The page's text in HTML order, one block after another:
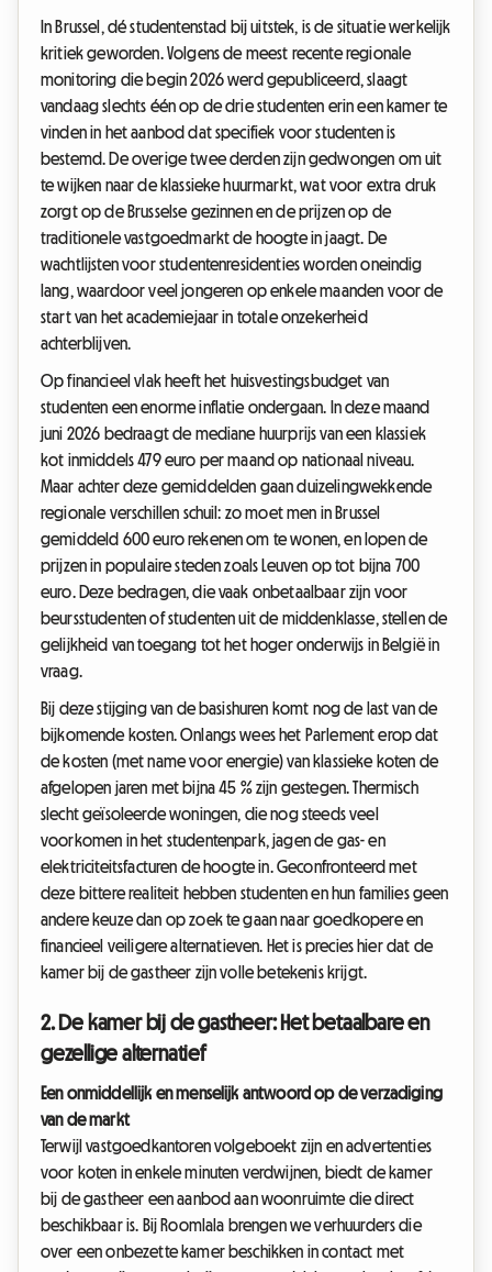
In Brussel, dé studentenstad bij uitstek, is de situatie werkelijk
kritiek geworden. Volgens de meest recente regionale
monitoring die begin 2026 werd gepubliceerd, slaagt
vandaag slechts één op de drie studenten erin een kamer te
vinden in het aanbod dat specifiek voor studenten is
bestemd. De overige twee derden zijn gedwongen om uit
te wijken naar de klassieke huurmarkt, wat voor extra druk
zorgt op de Brusselse gezinnen en de prijzen op de
traditionele vastgoedmarkt de hoogte in jaagt. De
wachtlijsten voor studentenresidenties worden oneindig
lang, waardoor veel jongeren op enkele maanden voor de
start van het academiejaar in totale onzekerheid
achterblijven.
Op financieel vlak heeft het huisvestingsbudget van
studenten een enorme inflatie ondergaan. In deze maand
juni 2026 bedraagt de mediane huurprijs van een klassiek
kot inmiddels 479 euro per maand op nationaal niveau.
Maar achter deze gemiddelden gaan duizelingwekkende
regionale verschillen schuil: zo moet men in Brussel
gemiddeld 600 euro rekenen om te wonen, en lopen de
prijzen in populaire steden zoals Leuven op tot bijna 700
euro. Deze bedragen, die vaak onbetaalbaar zijn voor
beursstudenten of studenten uit de middenklasse, stellen de
gelijkheid van toegang tot het hoger onderwijs in België in
vraag.
Bij deze stijging van de basishuren komt nog de last van de
bijkomende kosten. Onlangs wees het Parlement erop dat
de kosten (met name voor energie) van klassieke koten de
afgelopen jaren met bijna 45 % zijn gestegen. Thermisch
slecht geïsoleerde woningen, die nog steeds veel
voorkomen in het studentenpark, jagen de gas- en
elektriciteitsfacturen de hoogte in. Geconfronteerd met
deze bittere realiteit hebben studenten en hun families geen
andere keuze dan op zoek te gaan naar goedkopere en
financieel veiligere alternatieven. Het is precies hier dat de
kamer bij de gastheer zijn volle betekenis krijgt.
2. De kamer bij de gastheer: Het betaalbare en
gezellige alternatief
Een onmiddellijk en menselijk antwoord op de verzadiging
van de markt
Terwijl vastgoedkantoren volgeboekt zijn en advertenties
voor koten in enkele minuten verdwijnen, biedt de kamer
bij de gastheer een aanbod aan woonruimte die direct
beschikbaar is. Bij Roomlala brengen we verhuurders die
over een onbezette kamer beschikken in contact met